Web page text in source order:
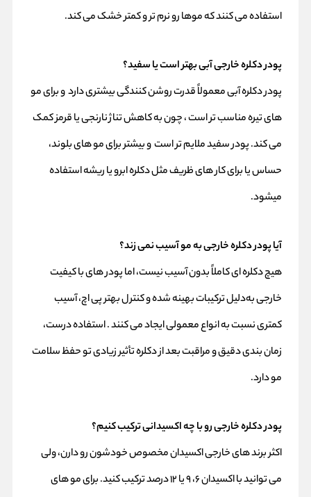
استفاده می‌ کنند که موها رو نرم‌ تر و کمتر خشک می‌ کند.
پودر دکلره خارجی آبی بهتر است یا سفید؟
پودر دکلره آبی معمولاً قدرت روشن‌ کنندگی بیشتری دارد و برای مو
های تیره مناسب‌ تر است ، چون به کاهش تناژ نارنجی یا قرمز کمک
می‌ کند. پودر سفید ملایم‌ تر است و بیشتر برای مو های بلوند،
حساس یا برای کار های ظریف مثل دکلره ابرو یا ریشه استفاده
میشود.
آیا پودر دکلره خارجی به مو آسیب نمی‌ زند؟
هیچ دکلره‌ ای کاملاً بدون آسیب نیست، اما پودر های با کیفیت
خارجی به‌دلیل ترکیبات بهینه‌ شده و کنترل بهتر پی‌ اچ، آسیب
کمتری نسبت به انواع معمولی ایجاد می‌ کنند . استفاده درست،
زمان‌ بندی دقیق و مراقبت بعد از دکلره تأثیر زیادی تو حفظ سلامت
مو دارد.
پودر دکلره خارجی رو با چه اکسیدانی ترکیب کنیم؟
اکثر برند های خارجی اکسیدان مخصوص خودشون رو دارن، ولی
می‌ توانید با اکسیدان ۶، ۹ یا ۱۲ درصد ترکیب کنید. برای مو های